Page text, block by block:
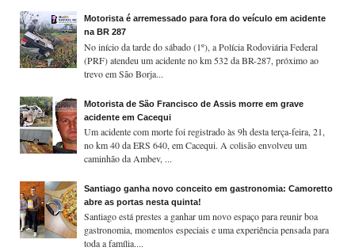
Motorista é arremessado para fora do veículo em acidente
na BR 287
No início da tarde do sábado (1º), a Polícia Rodoviária Federal
(PRF) atendeu um acidente no km 532 da BR-287, próximo ao
trevo em São Borja...
Motorista de São Francisco de Assis morre em grave
acidente em Cacequi
Um acidente com morte foi registrado às 9h desta terça-feira, 21,
no km 40 da ERS 640, em Cacequi. A colisão envolveu um
caminhão da Ambev, ...
Santiago ganha novo conceito em gastronomia: Camoretto
abre as portas nesta quinta!
Santiago está prestes a ganhar um novo espaço para reunir boa
gastronomia, momentos especiais e uma experiência pensada para
toda a família....